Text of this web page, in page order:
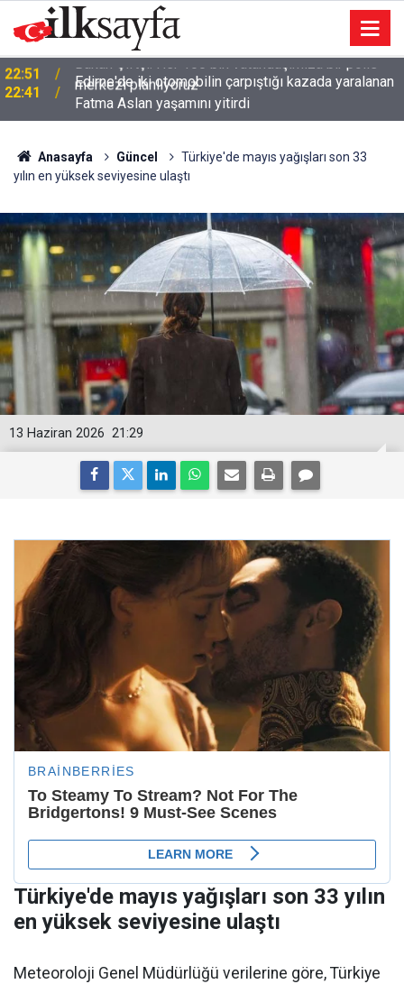
22:41
Edirne'de iki otomobilin çarpıştığı kazada yaralanan
Fatma Aslan yaşamını yitirdi
Anasayfa Güncel
Türkiye'de mayıs yağışları son 33
yılın en yüksek seviyesine ulaştı
21:29
13 Haziran 2026
Türkiye'de mayıs yağışları son 33 yılın
en yüksek seviyesine ulaştı
Meteoroloji Genel Müdürlüğü verilerine göre, Türkiye